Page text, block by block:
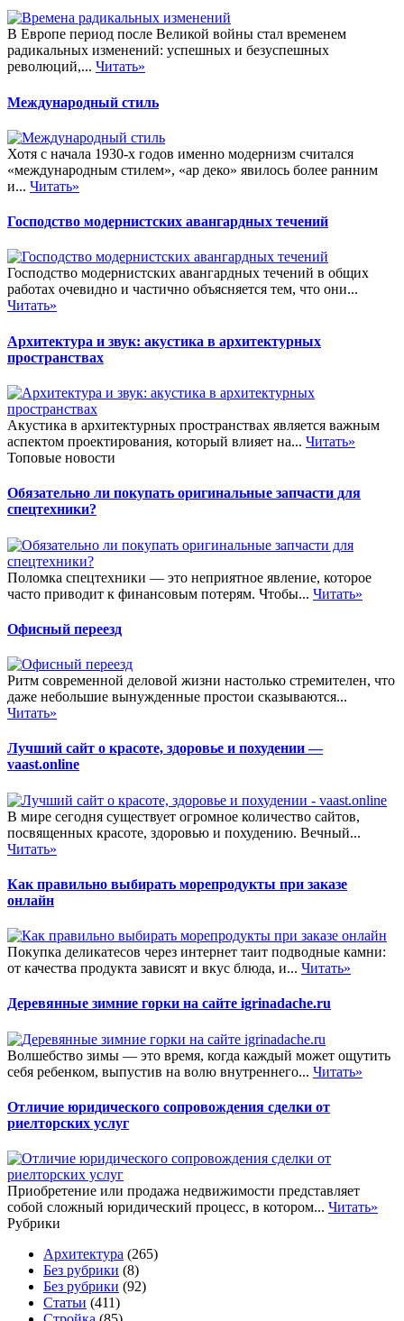
В Европе период после Великой войны стал временем
радикальных изменений: успешных и безуспешных
революций,... Читать»
Международный стиль
Хотя с начала 1930-х годов именно модернизм считался
«международным стилем», «ар деко» явилось более ранним
и... Читать»
Господство модернистских авангардных течений
Господство модернистских авангардных течений в общих
работах очевидно и частично объясняется тем, что они...
Читать»
Архитектура и звук: акустика в архитектурных
пространствах
Акустика в архитектурных пространствах является важным
аспектом проектирования, который влияет на... Читать»
Топовые новости
Обязательно ли покупать оригинальные запчасти для
спецтехники?
Поломка спецтехники — это неприятное явление, которое
часто приводит к финансовым потерям. Чтобы... Читать»
Офисный переезд
Ритм современной деловой жизни настолько стремителен, что
даже небольшие вынужденные простои сказываются...
Читать»
Лучший сайт о красоте, здоровье и похудении —
vaast.online
В мире сегодня существует огромное количество сайтов,
посвященных красоте, здоровью и похудению. Вечный...
Читать»
Как правильно выбирать морепродукты при заказе
онлайн
Покупка деликатесов через интернет таит подводные камни:
от качества продукта зависят и вкус блюда, и... Читать»
Деревянные зимние горки на сайте igrinadache.ru
Волшебство зимы — это время, когда каждый может ощутить
себя ребенком, выпустив на волю внутреннего... Читать»
Отличие юридического сопровождения сделки от
риелторских услуг
Приобретение или продажа недвижимости представляет
собой сложный юридический процесс, в котором... Читать»
Рубрики
Архитектура (265)
Без рубрики (8)
Без рубрики (92)
Статьи (411)